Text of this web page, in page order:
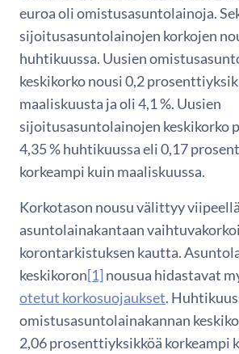
euroa oli omistusasuntolainoja.
sijoitusasuntolainojen korkojen
huhtikuussa. Uusien
keskikorko nousi 0,2
maaliskuusta ja oli 4,1 %. Uusien
sijoitusasuntolainojen keskikorko
4,35 % huhtikuussa eli 0,17
korkeampi kuin maaliskuussa.
Korkotason nousu välittyy viipeellä
asuntolainakantaan
korontarkistuksen kautta.
keskikoron[1] nousua hidastavat
otetut korkosuojaukset.
omistusasuntolainakannan
2,06 prosenttiyksikköä korkeampi